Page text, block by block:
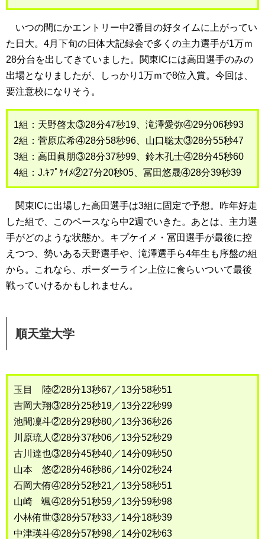
いつの間にかエントリー中2番目の好タイムに上がってい
た日大。4月下旬の日体大記録会で多くの主力選手が1万ｍ
28分台を出してきていました。関東ICには高田選手のみの
出場となりましたが、しっかり1万ｍで8位入賞。今回は、
要注意校になりそう。
1組：天野啓太③28分47秒19、滝澤愛弥④29分06秒93
2組：菅原広希④28分58秒96、山口聡太③28分55秒47
3組：高田眞朋③28分37秒99、鈴木孔士④28分45秒60
4組：J.ｷﾌﾟｹｲﾒ②27分20秒05、冨田悠晟④28分39秒39
関東ICに出場した高田選手は3組に固定で予想。昨年好走
した組で、このペースなら中2週でいきた。あとは、主力選
手がどのような状態か。キプケイメ・冨田選手が最後に控
えつつ、勢いある天野選手や、滝澤選手ら4年生も序盤の組
から。これなら、ボーダーライン上位に食らいついて最後
戦っていけるかもしれません。
順天堂大学
玉目 陸②28分13秒67／13分58秒51
吉岡大翔③28分25秒19／13分22秒99
池間凜斗②28分29秒80／13分36秒26
川原琉人②28分37秒06／13分52秒29
古川達也③28分45秒40／14分09秒50
山本 悠②28分46秒86／14分02秒24
石岡大侑④28分52秒21／13分58秒51
山崎 颯④28分51秒59／13分59秒98
小林侑世③28分57秒33／14分18秒39
中津瑛斗④28分57秒98／14分02秒63